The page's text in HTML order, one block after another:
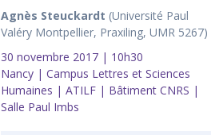
Agnès Steuckardt (Université Paul
Valéry Montpellier, Praxiling, UMR 5267)
30 novembre 2017 | 10h30
Nancy | Campus Lettres et Sciences
Humaines | ATILF | Bâtiment CNRS |
Salle Paul Imbs